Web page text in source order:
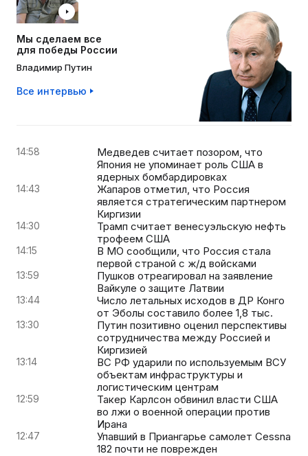
Мы сделаем все
для победы России
Владимир Путин
Все интервью
14:58
Медведев считает позором, что
Япония не упоминает роль США в
ядерных бомбардировках
14:43
Жапаров отметил, что Россия
является стратегическим партнером
Киргизии
14:30
Трамп считает венесуэльскую нефть
трофеем США
14:15
В МО сообщили, что Россия стала
первой страной с ж/д войсками
13:59
Пушков отреагировал на заявление
Вайкуле о защите Латвии
13:44
Число летальных исходов в ДР Конго
от Эболы составило более 1,8 тыс.
13:30
Путин позитивно оценил перспективы
сотрудничества между Россией и
Киргизией
13:14
ВС РФ ударили по используемым ВСУ
объектам инфраструктуры и
логистическим центрам
12:59
Такер Карлсон обвинил власти США
во лжи о военной операции против
Ирана
12:47
Упавший в Приангарье самолет Cessna
182 почти не поврежден